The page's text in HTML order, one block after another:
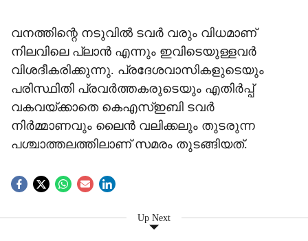
വനത്തിന്റെ നടുവില്‍ ടവര്‍ വരും വിധമാണ്
നിലവിലെ പ്ലാന്‍ എന്നും ഇവിടെയുള്ളവര്‍
വിശദീകരിക്കുന്നു. പ്രദേശവാസികളുടെയും
പരിസ്ഥിതി പ്രവര്‍ത്തകരുടെയും എതിര്‍പ്പ്
വകവയ്ക്കാതെ കെഎസ്ഇബി ടവര്‍
നിര്‍മ്മാണവും ലൈന്‍ വലിക്കലും തുടരുന്ന
പശ്ചാത്തലത്തിലാണ് സമരം തുടങ്ങിയത്.
Up Next